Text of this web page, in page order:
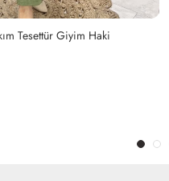
Tesettür Giyim Haki